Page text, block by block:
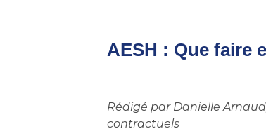
AESH : Que faire
Rédigé par Danielle
contractuels